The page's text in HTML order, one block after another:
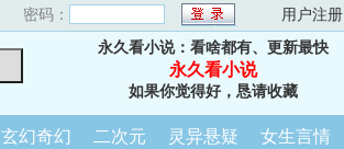
密码： 用户注册
永久看小说：看啥都有、更新最快
永久看小说
如果你觉得好，恳请收藏
玄幻奇幻 二次元 灵异悬疑 女生言情